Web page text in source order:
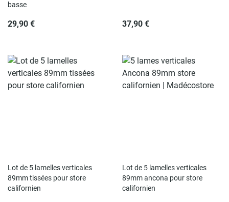
basse
29,90 € 37,90 €
Lot de 5 lamelles verticales
89mm tissées pour store
californien
Lot de 5 lamelles verticales
89mm ancona pour store
californien